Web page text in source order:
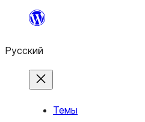
Перейти
содержимому
Русский
Темы